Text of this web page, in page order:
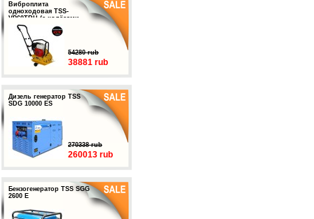
Виброплита
одноходовая TSS-
VP60TRH (с колёсами,
баком и ковриком)
54280 rub
38881 rub
Дизель генератор TSS
SDG 10000 ES
270338 rub
260013 rub
Бензогенератор TSS SGG
2600 E